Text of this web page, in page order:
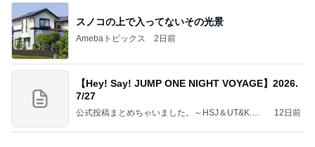
スノコの上で入ってないその光景
Amebaトピックス 2日前
【Hey! Say! JUMP ONE NIGHT VOYAGE】2026.
7/27
公式投稿まとめちゃいました。～HSJ＆UT&K.O.
12日前